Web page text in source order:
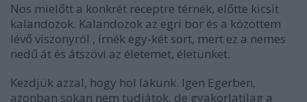
Nos mielőtt a konkrét receptre térnék, előtte kicsit
kalandozok. Kalandozok az egri bor és a közöttem
lévő viszonyról , írnék egy-két sort, mert ez a nemes
nedű át és átszövi az életemet, életünket.
Kezdjük azzal, hogy hol lakunk. Igen Egerben,
azonban sokan nem tudjátok, de gyakorlatilag a